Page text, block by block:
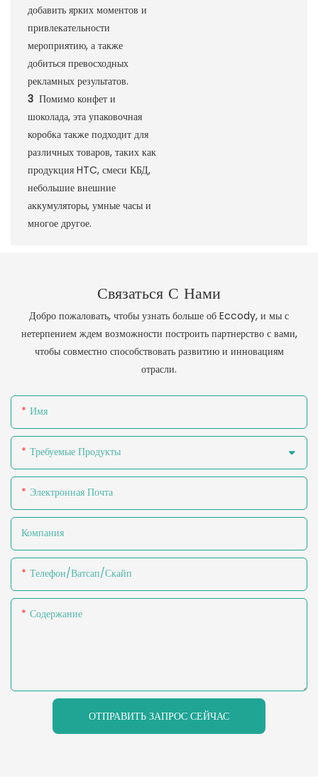
добавить ярких моментов и
привлекательности
мероприятию, а также
добиться превосходных
рекламных результатов.
3 Помимо конфет и
шоколада, эта упаковочная
коробка также подходит для
различных товаров, таких как
продукция HTC, смеси КБД,
небольшие внешние
аккумуляторы, умные часы и
многое другое.
Связаться С Нами
Добро пожаловать, чтобы узнать больше об Eccody, и мы с
нетерпением ждем возможности построить партнерство с вами,
чтобы совместно способствовать развитию и инновациям
отрасли.
Имя
Требуемые Продукты
Электронная Почта
Компания
Телефон/ватсап/скайп
Содержание
ОТПРАВИТЬ ЗАПРОС СЕЙЧАС